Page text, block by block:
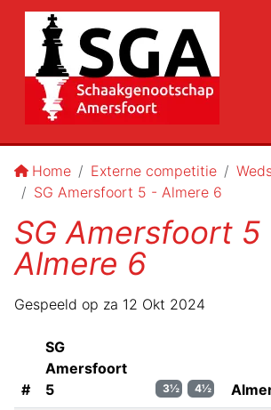
Home Externe competitie
SG Amersfoort 5 - Almere 6
SG Amersfoort 5
Almere 6
Gespeeld op za 12 Okt 2024
#
SG
Amersfoort
5
3½ 4½